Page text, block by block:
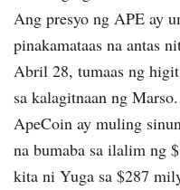
Ang presyo ng APE ay
pinakamataas na antas
Abril 28, tumaas ng
sa kalagitnaan ng
ApeCoin ay muling
na bumaba sa ilalim ng
kita ni Yuga sa $287